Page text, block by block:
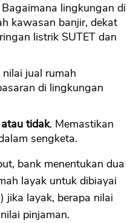
Bagaimana lingkungan di
kawasan banjir, dekat
listrik SUTET dan
nilai jual rumah
di lingkungan
tidak. Memastikan
sengketa.
bank menentukan dua
layak untuk dibiayai
jika layak, berapa nilai
pinjaman.